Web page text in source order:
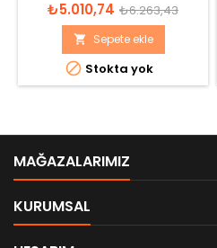
Fiyat
₺5.010,74 Normal
fiyat
₺6.263,43
 Sepete ekle
 Stokta yok
MAĞAZALARIMIZ
KURUMSAL